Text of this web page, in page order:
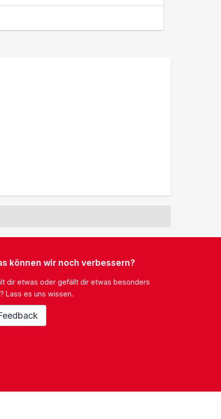
können wir noch verbessern?
dir etwas oder gefällt dir etwas besonders
Lass es uns wissen.